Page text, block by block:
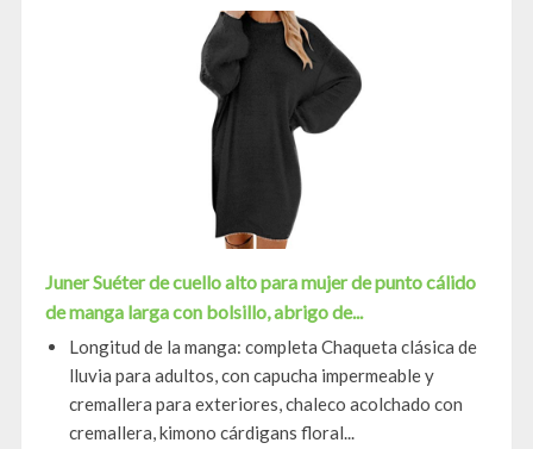
Juner Suéter de cuello alto para mujer de punto cálido
de manga larga con bolsillo, abrigo de...
Longitud de la manga: completa Chaqueta clásica de
lluvia para adultos, con capucha impermeable y
cremallera para exteriores, chaleco acolchado con
cremallera, kimono cárdigans floral...